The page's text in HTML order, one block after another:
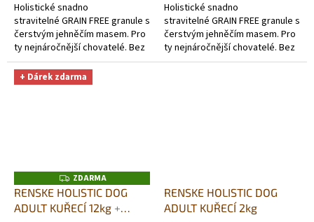
hvězdiček.
Holistické snadno
stravitelné GRAIN FREE granule s
čerstvým jehněčím masem. Pro
ty nejnáročnější chovatelé. Bez
obilovin-
skutečně hypoalergenní a
monoproteinové (jeden druh...
hvězdiček.
Holistické snadno
stravitelné GRAIN FREE granule s
čerstvým jehněčím masem. Pro
ty nejnáročnější chovatelé. Bez
obilovin-
+ Dárek zdarma
Z
D
A
R
ZDARMA
RENSKE HOLISTIC DOG
ADULT KUŘECÍ 12kg +
RENSKE HOLISTIC DOG
ADULT KUŘECÍ 2kg